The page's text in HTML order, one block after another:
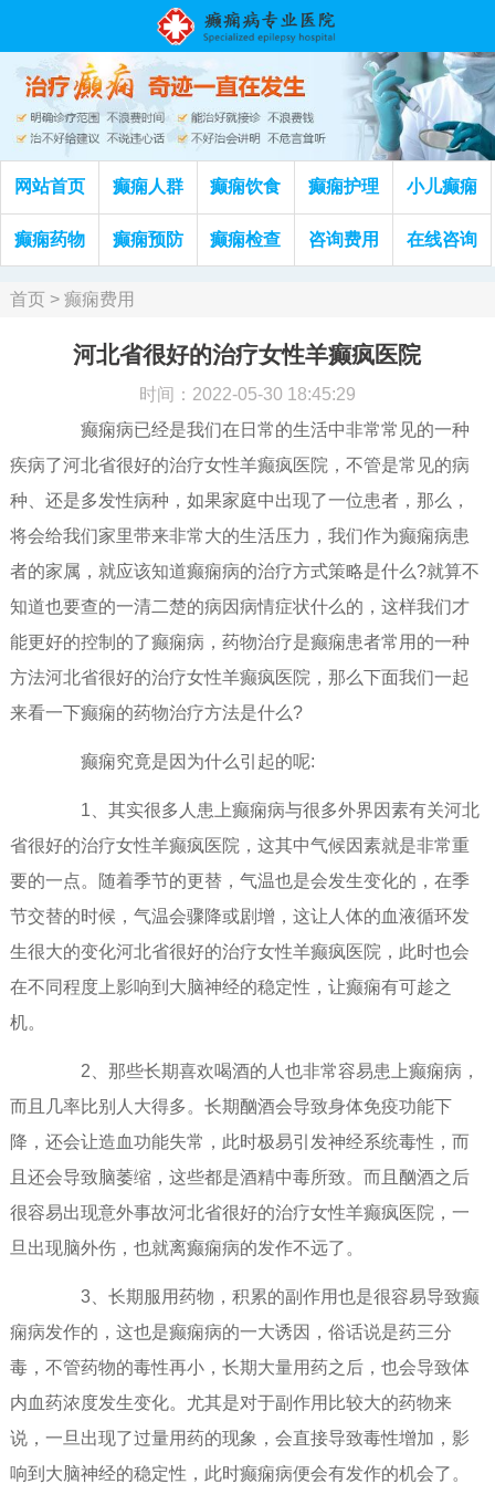
网站首页 癫痫人群 癫痫饮食 癫痫护理 小儿癫痫
癫痫药物 癫痫预防 癫痫检查 咨询费用 在线咨询
首页> 癫痫费用
河北省很好的治疗女性羊癫疯医院
时间：2022-05-30 18:45:29
癫痫病已经是我们在日常的生活中非常常见的一种
疾病了河北省很好的治疗女性羊癫疯医院，不管是常见的病
种、还是多发性病种，如果家庭中出现了一位患者，那么，
将会给我们家里带来非常大的生活压力，我们作为癫痫病患
者的家属，就应该知道癫痫病的治疗方式策略是什么?就算不
知道也要查的一清二楚的病因病情症状什么的，这样我们才
能更好的控制的了癫痫病，药物治疗是癫痫患者常用的一种
方法河北省很好的治疗女性羊癫疯医院，那么下面我们一起
来看一下癫痫的药物治疗方法是什么?
癫痫究竟是因为什么引起的呢:
1、其实很多人患上癫痫病与很多外界因素有关河北
省很好的治疗女性羊癫疯医院，这其中气候因素就是非常重
要的一点。随着季节的更替，气温也是会发生变化的，在季
节交替的时候，气温会骤降或剧增，这让人体的血液循环发
生很大的变化河北省很好的治疗女性羊癫疯医院，此时也会
在不同程度上影响到大脑神经的稳定性，让癫痫有可趁之
机。
2、那些长期喜欢喝酒的人也非常容易患上癫痫病，
而且几率比别人大得多。长期酗酒会导致身体免疫功能下
降，还会让造血功能失常，此时极易引发神经系统毒性，而
且还会导致脑萎缩，这些都是酒精中毒所致。而且酗酒之后
很容易出现意外事故河北省很好的治疗女性羊癫疯医院，一
旦出现脑外伤，也就离癫痫病的发作不远了。
3、长期服用药物，积累的副作用也是很容易导致癫
痫病发作的，这也是癫痫病的一大诱因，俗话说是药三分
毒，不管药物的毒性再小，长期大量用药之后，也会导致体
内血药浓度发生变化。尤其是对于副作用比较大的药物来
说，一旦出现了过量用药的现象，会直接导致毒性增加，影
响到大脑神经的稳定性，此时癫痫病便会有发作的机会了。